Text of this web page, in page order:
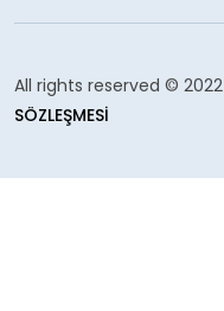
All rights reserved © 2022
SÖZLEŞMESI